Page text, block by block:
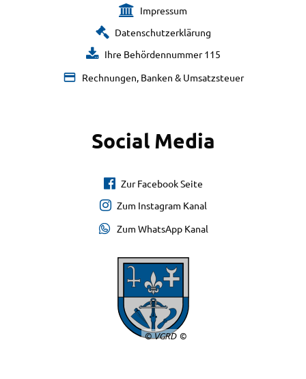
Impressum
Datenschutzerklärung
Ihre Behördennummer 115
Rechnungen, Banken & Umsatzsteuer
Social Media
Zur Facebook Seite
Zum Instagram Kanal
Zum WhatsApp Kanal
© VGRD